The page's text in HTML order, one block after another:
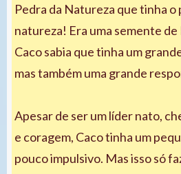
Pedra da Natureza que tinha
natureza! Era uma semente de
Caco sabia que tinha um
mas também uma grande
Apesar de ser um líder nato,
e coragem, Caco tinha um
pouco impulsivo. Mas isso só